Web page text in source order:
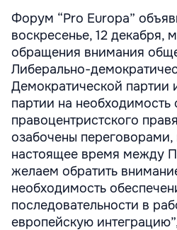
Форум “Pro Europa”
воскресенье, 12 декабря,
обращения внимания
Либерально-
Демократической партии
партии на необходимость
правоцентристского
озабочены переговорами,
настоящее время между
желаем обратить
необходимость
последовательности в
европейскую